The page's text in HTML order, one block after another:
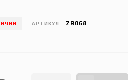
АРТИКУЛ: ZR068